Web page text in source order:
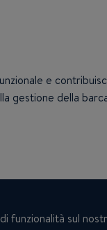
e
gestione della
funzionalità sul